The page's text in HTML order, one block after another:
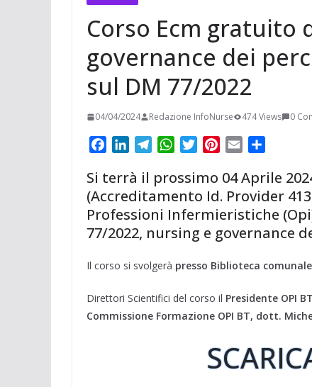
Corso Ecm gratuito
governance dei
sul DM 77/2022
04/04/2024 Redazione InfoNurse 474 Views 0
c
e
b
o
k
n
k
e
d
n
e
g
r
m
W
a
t
s
A
p
i
t
t
e
r
n
t
e
r
e
s
a
i
l
n
d
i
v
d
Si terrà il prossimo 04 Aprile
(Accreditamento Id. Provider
Professioni Infermieristiche
77/2022, nursing e governance
Il corso si svolgerà presso Biblioteca
Direttori Scientifici del corso il Presidente OPI
Commissione Formazione OPI BT, dott.